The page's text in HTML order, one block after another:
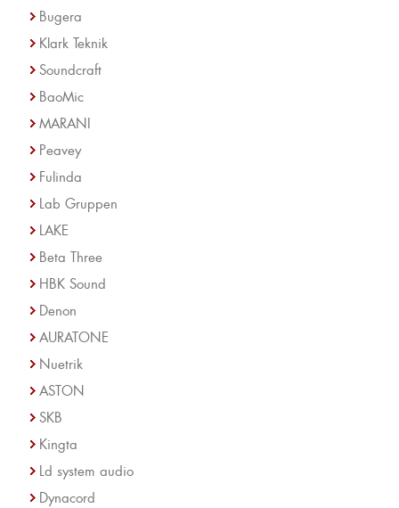
Bugera
Klark Teknik
Soundcraft
BaoMic
MARANI
Peavey
Fulinda
Lab Gruppen
LAKE
Beta Three
HBK Sound
Denon
AURATONE
Nuetrik
ASTON
SKB
Kingta
Ld system audio
Dynacord